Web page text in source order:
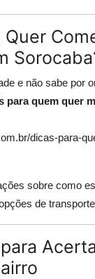
Quer
e não sabe por
para quem quer
dicas-para-
sobre como
de